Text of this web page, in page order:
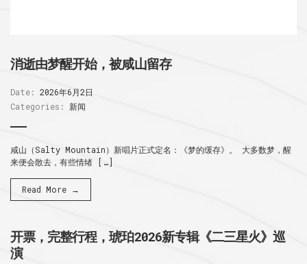
消逝由梦醒开始，被咸山留存
Date: 2026年6月2日
Categories:
新闻
咸山（Salty Mountain）新唱片正式定名：《梦的缓存》。 大多数梦，醒
来便会散去，有些情绪 […]
Read More →
开票，完整行程，琥珀2026新专辑《二三星火》巡
演